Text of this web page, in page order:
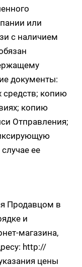
или
с наличием
документы:
средств; копию
копию
Отправления;
ее
Продавцом в
и
магазина,
http://
цены